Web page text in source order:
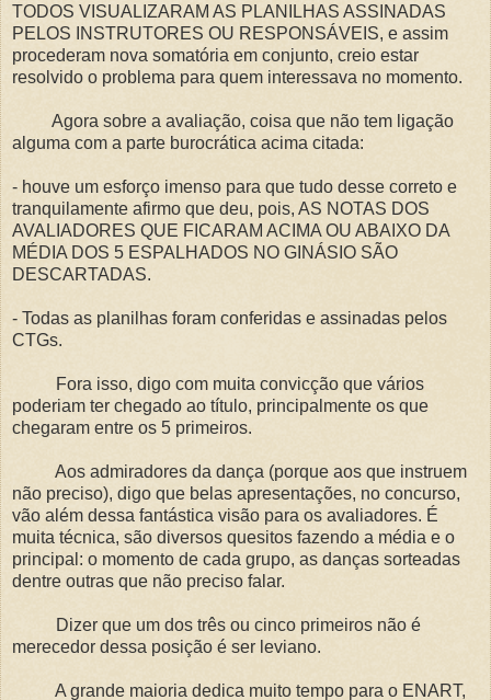
TODOS VISUALIZARAM AS PLANILHAS ASSINADAS
PELOS INSTRUTORES OU RESPONSÁVEIS, e assim
procederam nova somatória em conjunto, creio estar
resolvido o problema para quem interessava no momento.
Agora sobre a avaliação, coisa que não tem ligação
alguma com a parte burocrática acima citada:
- houve um esforço imenso para que tudo desse correto e
tranquilamente afirmo que deu, pois, AS NOTAS DOS
AVALIADORES QUE FICARAM ACIMA OU ABAIXO DA
MÉDIA DOS 5 ESPALHADOS NO GINÁSIO SÃO
DESCARTADAS.
- Todas as planilhas foram conferidas e assinadas pelos
CTGs.
Fora isso, digo com muita convicção que vários
poderiam ter chegado ao título, principalmente os que
chegaram entre os 5 primeiros.
Aos admiradores da dança (porque aos que instruem
não preciso), digo que belas apresentações, no concurso,
vão além dessa fantástica visão para os avaliadores. É
muita técnica, são diversos quesitos fazendo a média e o
principal: o momento de cada grupo, as danças sorteadas
dentre outras que não preciso falar.
Dizer que um dos três ou cinco primeiros não é
merecedor dessa posição é ser leviano.
A grande maioria dedica muito tempo para o ENART,